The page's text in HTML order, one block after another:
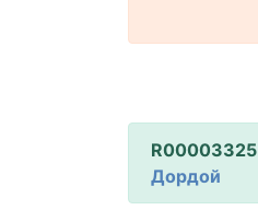
R00003325
Дордой